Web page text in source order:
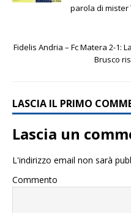
parola di mister
Fidelis Andria – Fc Matera 2-1:
Brusco
LASCIA IL PRIMO
Lascia un
L'indirizzo email non sarà
Commento